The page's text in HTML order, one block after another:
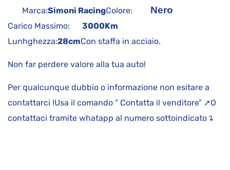
Marca:Simoni RacingColore: Nero
Carico Massimo: 3000Km
Lunhghezza:28cmCon staffa in acciaio.
Non far perdere valore alla tua auto!
Per qualcunque dubbio o informazione non esitare a
contattarci !Usa il comando ” Contatta il venditore” ➚O
contattaci tramite whatapp al numero sottoindicato↴